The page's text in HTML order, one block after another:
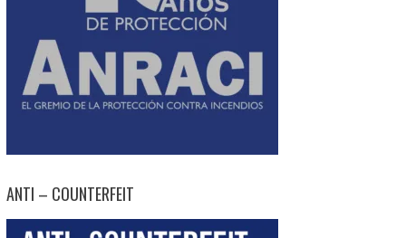
ANTI – COUNTERFEIT